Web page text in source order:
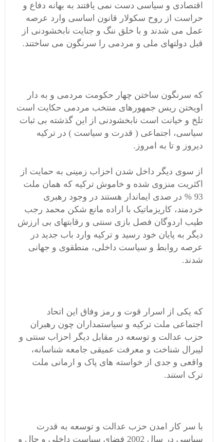
اقتصادی و سیاسی دست نمی یافتند به بهانه دفاع و
حراست از روح سکولار قانون اساسی وارد عرصه
عمل می شدند و با خلق ننگ و جنایت نابخشودنی از
قبل دولتهای ملی و مردمی را سرنگون می ساختند.
که سرنگون ساختن چهار حکومت مردمی و به دار
اویختن ریس جمهورهای منتخب مردمی حکایت است
تلخ و خیانت است نابخشودنی از این گذشته بی ثبات
سیاسی، اجتماعی ( قدرت و سیاست ) در ترکیه
دیروز و تا به امروز.
از سوی دیگر داخل شدن احزاب زمینی به حمایت از
اکثریت منزوی شده و خاموش ترکیه که همان ملت
93 % در صدی ایماندار هستند در وجود رهبری
خردمند، کاریزماتیک با اراده مانع شکن محمد رجب
طیب اردوگان فصل بازی سنتی و رقابتهای بی ارزش
دیگر به پایان خود رسید و ترکیه وارد باب جدید در
عرصه روابط و سیاست داخلی، منطقوی و جهانی
شدند.
که یکی از اسرار قوت و رمز وفاق این اتحاد
اجتماعی ملت ترکیه و سیاستمداران چون رهبران
حزب عدالت و توسعه در مقابل دیگر احزاب سنتی و
لیبرال شناخت و معرفت عمیقی جامعه شناسانه،
واقعی و جدی از خواسته های پاک و ارمانی ملت
ترک استند.
با سر کار امدن حزب عدالت و توسعه به قدرت
سیاسی در سال 2002 فضای سیاست داخلی و حال و